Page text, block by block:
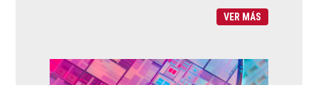
VER MÁS